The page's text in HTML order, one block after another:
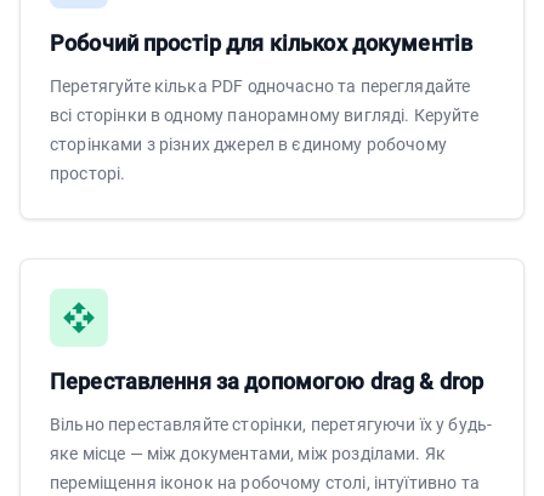
Робочий простір для кількох документів
Перетягуйте кілька PDF одночасно та переглядайте
всі сторінки в одному панорамному вигляді. Керуйте
сторінками з різних джерел в єдиному робочому
просторі.
Переставлення за допомогою drag & drop
Вільно переставляйте сторінки, перетягуючи їх у будь-
яке місце — між документами, між розділами. Як
переміщення іконок на робочому столі, інтуїтивно та